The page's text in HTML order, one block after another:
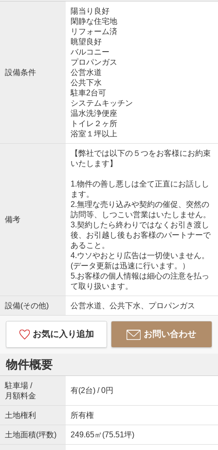
設備条件
陽当り良好
閑静な住宅地
リフォーム済
眺望良好
バルコニー
プロパンガス
公営水道
公共下水
駐車2台可
システムキッチン
温水洗浄便座
トイレ２ヶ所
浴室１坪以上
備考
【弊社では以下の５つをお客様にお約束
いたします】
1.物件の善し悪しは全て正直にお話しし
ます。
2.無理な売り込みや契約の催促、突然の
訪問等、しつこい営業はいたしません。
3.契約したら終わりではなくお引き渡し
後、お引越し後もお客様のパートナーで
あること。
4.ウソやおとり広告は一切使いません。
(データ更新は迅速に行います。）
5.お客様の個人情報は細心の注意を払っ
て取り扱います。
設備(その他) 公営水道、公共下水、プロパンガス
お気に入り追加 お問い合わせ
物件概要
駐車場 /
月額料金
有(2台) / 0円
土地権利 所有権
土地面積(坪数) 249.65㎡(75.51坪)